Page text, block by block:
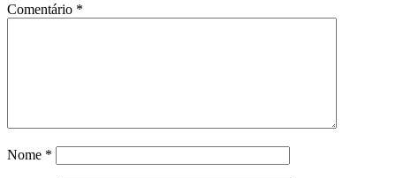
Comentário *
Nome *